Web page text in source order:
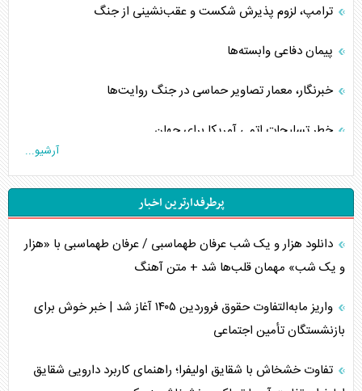
ترامپ، لزوم پذیرش شکست و عقب‌نشینی از جنگ
پیمان دفاعی‌ وابسته‌ها
خبرنگار، معمار تصاویر حماسی در جنگ روایت‌ها
خطر تسلیحات اتمی آمریکا برای جهان
جاده ابریشم فضایی/ نفوذ راهبردی و فرازمینی چین
انصارالله و تثبیت معادله «محاصره برابر محاصره»
مصالحه نافرجام سعودی – اماراتی
محدودیت صادرات نفت عربستان
آرشیو...
پرطرفدارترین اخبار
دانلود هزار و یک شب عرفان طهماسبی / عرفان طهماسبی با «هزار
و یک شب» مهمان قلب‌ها شد + متن آهنگ
واریز مابه‌التفاوت حقوق فروردین ۱۴۰۵ آغاز شد | خبر خوش برای
بازنشستگان تأمین اجتماعی
تفاوت خشخاش با شقایق اولیفرا؛ راهنمای کاربرد دارویی شقایق